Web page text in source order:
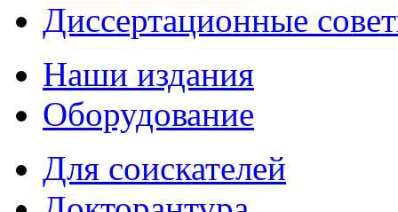
Диссертационные
Наши издания
Оборудование
Для соискателей